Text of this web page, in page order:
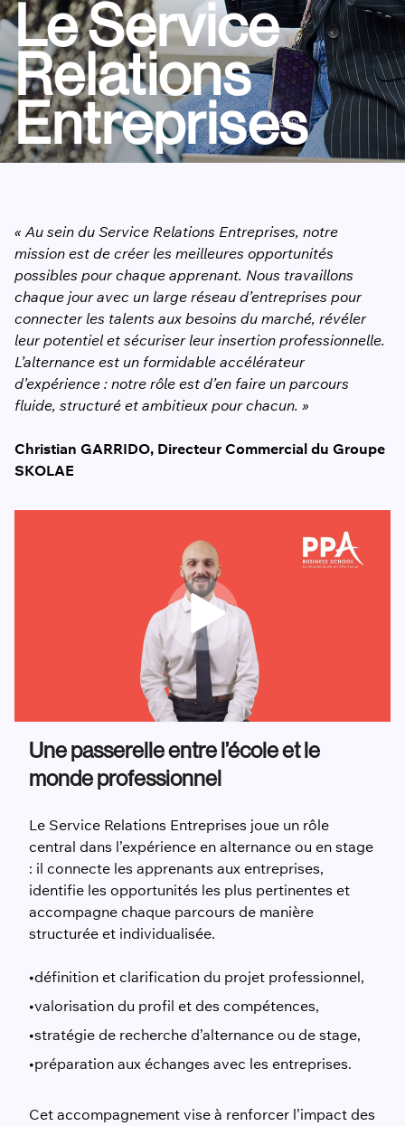
Le Service
Relations
Entreprises
« Au sein du Service Relations Entreprises, notre
mission est de créer les meilleures opportunités
possibles pour chaque apprenant. Nous travaillons
chaque jour avec un large réseau d’entreprises pour
connecter les talents aux besoins du marché, révéler
leur potentiel et sécuriser leur insertion professionnelle.
L’alternance est un formidable accélérateur
d’expérience : notre rôle est d’en faire un parcours
fluide, structuré et ambitieux pour chacun. »
Christian GARRIDO, Directeur Commercial du Groupe
SKOLAE
Une passerelle entre l’école et le
monde professionnel
Le Service Relations Entreprises joue un rôle
central dans l’expérience en alternance ou en stage
: il connecte les apprenants aux entreprises,
identifie les opportunités les plus pertinentes et
accompagne chaque parcours de manière
structurée et individualisée.
définition et clarification du projet professionnel,
valorisation du profil et des compétences,
stratégie de recherche d’alternance ou de stage,
préparation aux échanges avec les entreprises.
Cet accompagnement vise à renforcer l’impact des